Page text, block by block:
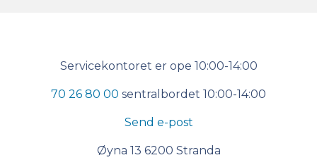
KontaktServicekontoret er ope 10:00-14:00
70 26 80 00 sentralbordet 10:00-14:00
Send e-post
Øyna 13 6200 Stranda